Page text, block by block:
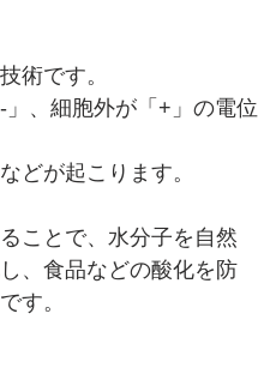
術です。
、細胞外が「+」の電位
どが起こります。
ことで、水分子を自然
、食品などの酸化を防
す。